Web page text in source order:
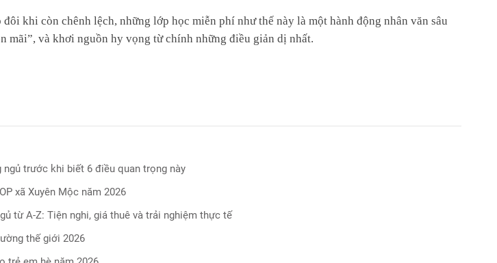
khi còn chênh lệch, những lớp học miễn phí như thế này là một hành động nhân văn sâu
mãi”, và khơi nguồn hy vọng từ chính những điều giản dị nhất.
trước khi biết 6 điều quan trọng này
xã Xuyên Mộc năm 2026
từ A-Z: Tiện nghi, giá thuê và trải nghiệm thực tế
thế giới 2026